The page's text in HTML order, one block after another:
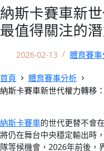
納斯卡賽車新
最值得關注的
2026-02-13 體育賽
首頁
體育賽事分析
納斯卡賽車新世代權力轉移
納斯卡賽車的世代更替不會
將仍在舞台中央穩定輸出時
隊等候機會，2026年前後，